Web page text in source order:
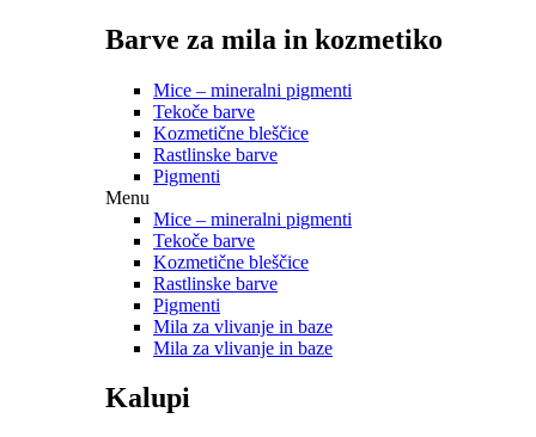
Barve za mila in kozmetiko
Mice – mineralni pigmenti
Tekoče barve
Kozmetične bleščice
Rastlinske barve
Pigmenti
Menu
Mice – mineralni pigmenti
Tekoče barve
Kozmetične bleščice
Rastlinske barve
Pigmenti
Mila za vlivanje in baze
Mila za vlivanje in baze
Kalupi